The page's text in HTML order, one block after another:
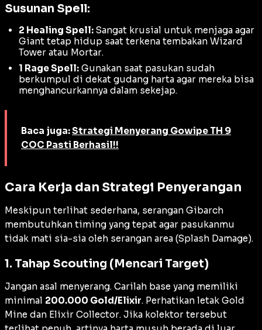
Susunan Spell:
2 Healing Spell: Sangat krusial untuk menjaga agar
Giant tetap hidup saat terkena tembakan Wizard
Tower atau Mortar.
1 Rage Spell: Gunakan saat pasukan sudah
berkumpul di dekat gudang harta agar mereka bisa
menghancurkannya dalam sekejap.
Baca juga:Strategi Menyerang Gowipe TH 9
COC Pasti Berhasil!!
Cara Kerja dan Strategi Penyerangan
Meskipun terlihat sederhana, serangan Gibarch
membutuhkan timing yang tepat agar pasukanmu
tidak mati sia-sia oleh serangan area (Splash Damage).
1. Tahap Scouting (Mencari Target)
Jangan asal menyerang. Carilah base yang memiliki
minimal 200.000 Gold/Elixir. Perhatikan letak Gold
Mine dan Elixir Collector. Jika kolektor tersebut